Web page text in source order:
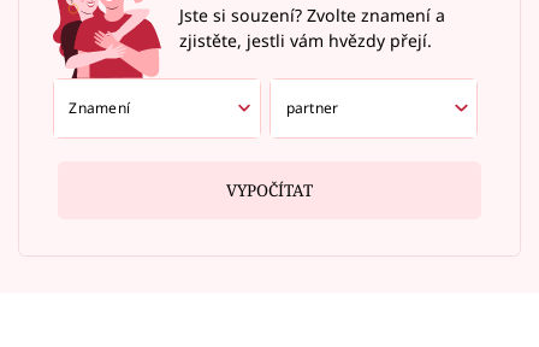
Jste si souzení? Zvolte znamení a
zjistěte, jestli vám hvězdy přejí.
VYPOČÍTAT